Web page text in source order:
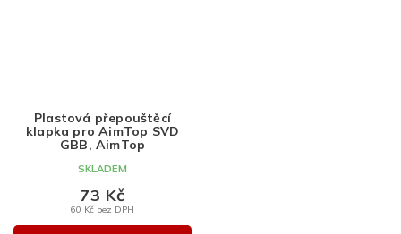
Plastová přepouštěcí
klapka pro AimTop SVD
GBB, AimTop
SKLADEM
60 Kč bez DPH
73 Kč